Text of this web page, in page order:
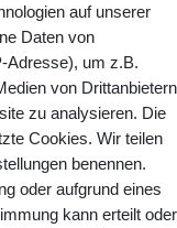
Instagram
auf unserer
Daten von
Adresse), um z.B.
von Drittanbietern
zu analysieren. Die
Cookies. Wir teilen
benennen.
oder aufgrund eines
kann erteilt oder